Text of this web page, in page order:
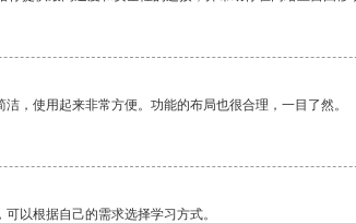
，使用起来非常方便。功能的布局也很合理，一目了然。
以根据自己的需求选择学习方式。